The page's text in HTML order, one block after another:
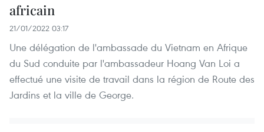
africain
21/01/2022 03:17
Une délégation de l'ambassade du Vietnam en Afrique
du Sud conduite par l'ambassadeur Hoang Van Loi a
effectué une visite de travail dans la région de Route des
Jardins et la ville de George.